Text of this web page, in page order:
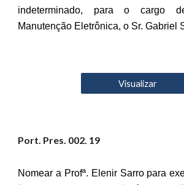
indeterminado, para o cargo
Manutenção Eletrônica, o Sr. Gabriel
Visualizar
Port. Pres. 002. 19
Nomear a Profª. Elenir Sarro para